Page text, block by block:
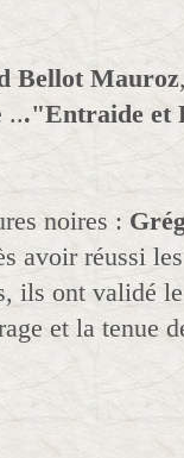
Bellot Mauroz
..."Entraide et
noires :
avoir réussi
ils ont validé
et la tenue